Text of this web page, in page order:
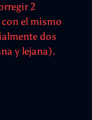
2
el mismo
dos
y lejana).